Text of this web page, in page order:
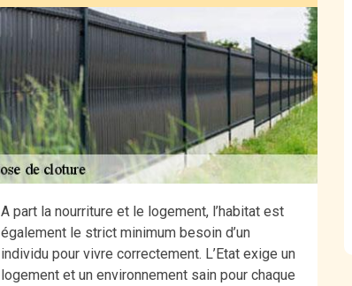
A part la nourriture et le logement, l’habitat est
également le strict minimum besoin d’un
individu pour vivre correctement. L’Etat exige un
logement et un environnement sain pour chaque